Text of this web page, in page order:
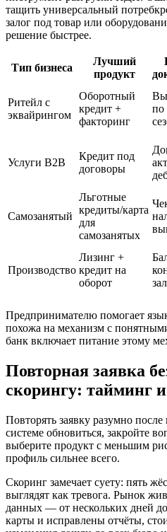
тащить универсальный
залог под товар или
решение быстрее.
Тип бизнеса
Лучший
продукт
Ритейл с
эквайрингом
Оборотный
кредит +
факторинг
по
Услуги B2B
Кредит под
договоры
Самозанятый
Льготные
кредиты/карта
для
самозанятых
Производство
Лизинг +
кредит на
оборот
Предпринимателю помогает
похожа на механизм с
банк включает питание этому
Повторная заявка
скорингу: тайминг и
Повторять заявку разумно
системе обновиться, закройте
выберите продукт с меньшим
профиль сильнее всего.
Скоринг замечает суету: пять
выглядят как тревога. Рынок
данных — от нескольких дней
карты и исправлены отчёты,